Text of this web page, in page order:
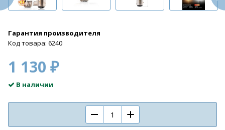
Гарантия производителя
Код товара: 6240
1 130 ₽
В наличии